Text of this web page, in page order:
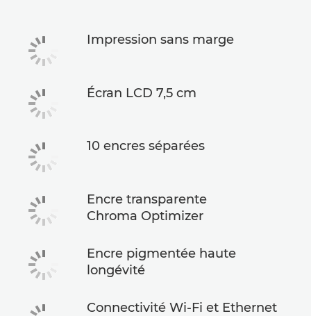
Impression sans marge
Écran LCD 7,5 cm
10 encres séparées
Encre transparente
Chroma Optimizer
Encre pigmentée haute
longévité
Connectivité Wi-Fi et Ethernet